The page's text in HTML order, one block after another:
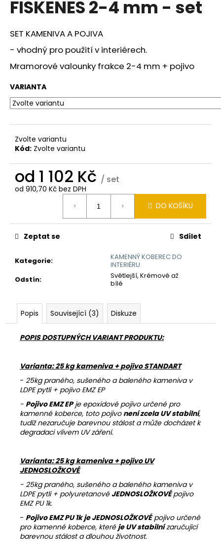
FISKENES 2-4 mm - set
SET KAMENIVA A POJIVA
- vhodný pro použití v interiérech.
Mramorové valounky frakce 2-4 mm + pojivo
VARIANTA
Zvolte variantu
Kód: Zvolte variantu
od 1 102 Kč / set
od 910,70 Kč bez DPH
DO KOŠÍKU
Kategorie:
KAMENNÝ KOBEREC DO
INTERIÉRU
Odstín:
Světlejší, Krémové až
bílé
Zeptat se Sdílet
Popis Související (3) Diskuze
POPIS DOSTUPNÝCH VARIANT PRODUKTU:
Varianta: 25 kg kameniva + pojivo STANDART
- 25kg praného, sušeného a baleného kameniva v
LDPE pytli + pojivo EMZ EP
- Pojivo EMZ EPje epoxidové pojivo určené pro
kamenné koberce, toto pojivo není zcela UV stabilní,
tudíž nezaručuje barevnou stálost a může docházet k
degradaci vlivem UV záření.
Varianta: 25 kg kameniva + pojivo UV
JEDNOSLOŽKOVÉ
- 25kg praného, sušeného a baleného kameniva v
LDPE pytli + polyuretanové JEDNOSLOŽKOVÉpojivo
EMZ PU 1k.
- Pojivo EMZ PU 1k je JEDNOSLOŽKOVÉpojivo určené
pro kamenné koberce, které je UV stabilnízaručující
barevnou stálost a dlouhou životnost.
a
í
t
?
o
p
o
č
u
e
m
e
KAMENNÝ
KOBEREC
AQUA
SET
686